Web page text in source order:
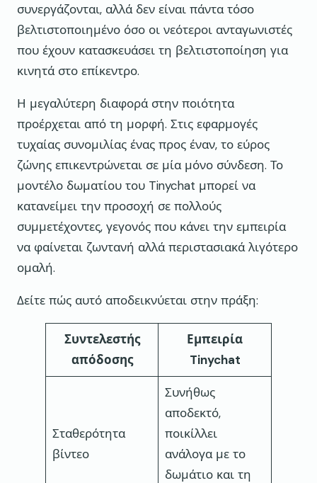
συνεργάζονται, αλλά δεν είναι πάντα τόσο
βελτιστοποιημένο όσο οι νεότεροι ανταγωνιστές
που έχουν κατασκευάσει τη βελτιστοποίηση για
κινητά στο επίκεντρο.
Η μεγαλύτερη διαφορά στην ποιότητα
προέρχεται από τη μορφή. Στις εφαρμογές
τυχαίας συνομιλίας ένας προς έναν, το εύρος
ζώνης επικεντρώνεται σε μία μόνο σύνδεση. Το
μοντέλο δωματίου του Tinychat μπορεί να
κατανείμει την προσοχή σε πολλούς
συμμετέχοντες, γεγονός που κάνει την εμπειρία
να φαίνεται ζωντανή αλλά περιστασιακά λιγότερο
ομαλή.
Δείτε πώς αυτό αποδεικνύεται στην πράξη:
Συντελεστής
απόδοσης
Εμπειρία
Tinychat
Σταθερότητα
βίντεο
Συνήθως
αποδεκτό,
ποικίλλει
ανάλογα με το
δωμάτιο και τη